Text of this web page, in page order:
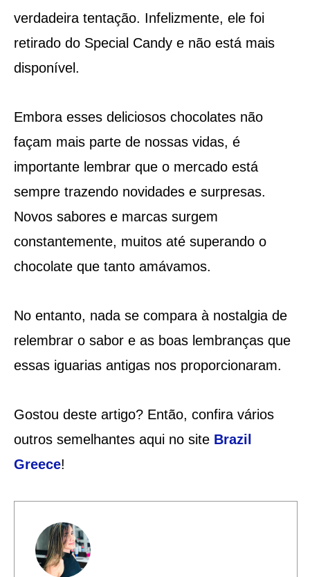
verdadeira tentação. Infelizmente, ele foi
retirado do Special Candy e não está mais
disponível.
Embora esses deliciosos chocolates não
façam mais parte de nossas vidas, é
importante lembrar que o mercado está
sempre trazendo novidades e surpresas.
Novos sabores e marcas surgem
constantemente, muitos até superando o
chocolate que tanto amávamos.
No entanto, nada se compara à nostalgia de
relembrar o sabor e as boas lembranças que
essas iguarias antigas nos proporcionaram.
Gostou deste artigo? Então, confira vários
outros semelhantes aqui no site Brazil
Greece!